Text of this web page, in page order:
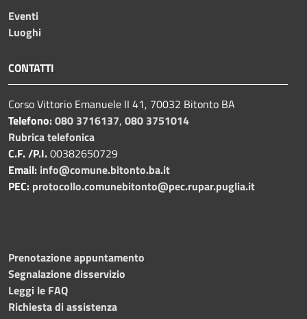
Eventi
Luoghi
CONTATTI
Corso Vittorio Emanuele II 41, 70032 Bitonto BA
Telefono:080 3716137, 080 3751014
Rubrica telefonica
C.F. /P.I.00382650729
Email: info@comune.bitonto.ba.it
PEC: protocollo.comunebitonto@pec.rupar.puglia.it
Prenotazione appuntamento
Segnalazione disservizio
Leggi le FAQ
Richiesta di assistenza